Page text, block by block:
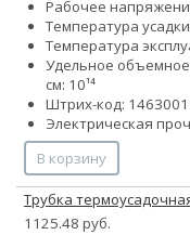
Рабочее
Температура
Температура
Удельное
см: 10¹⁴
Штрих-код:
Электрическая
В корзину
Трубка
1125.48 руб.